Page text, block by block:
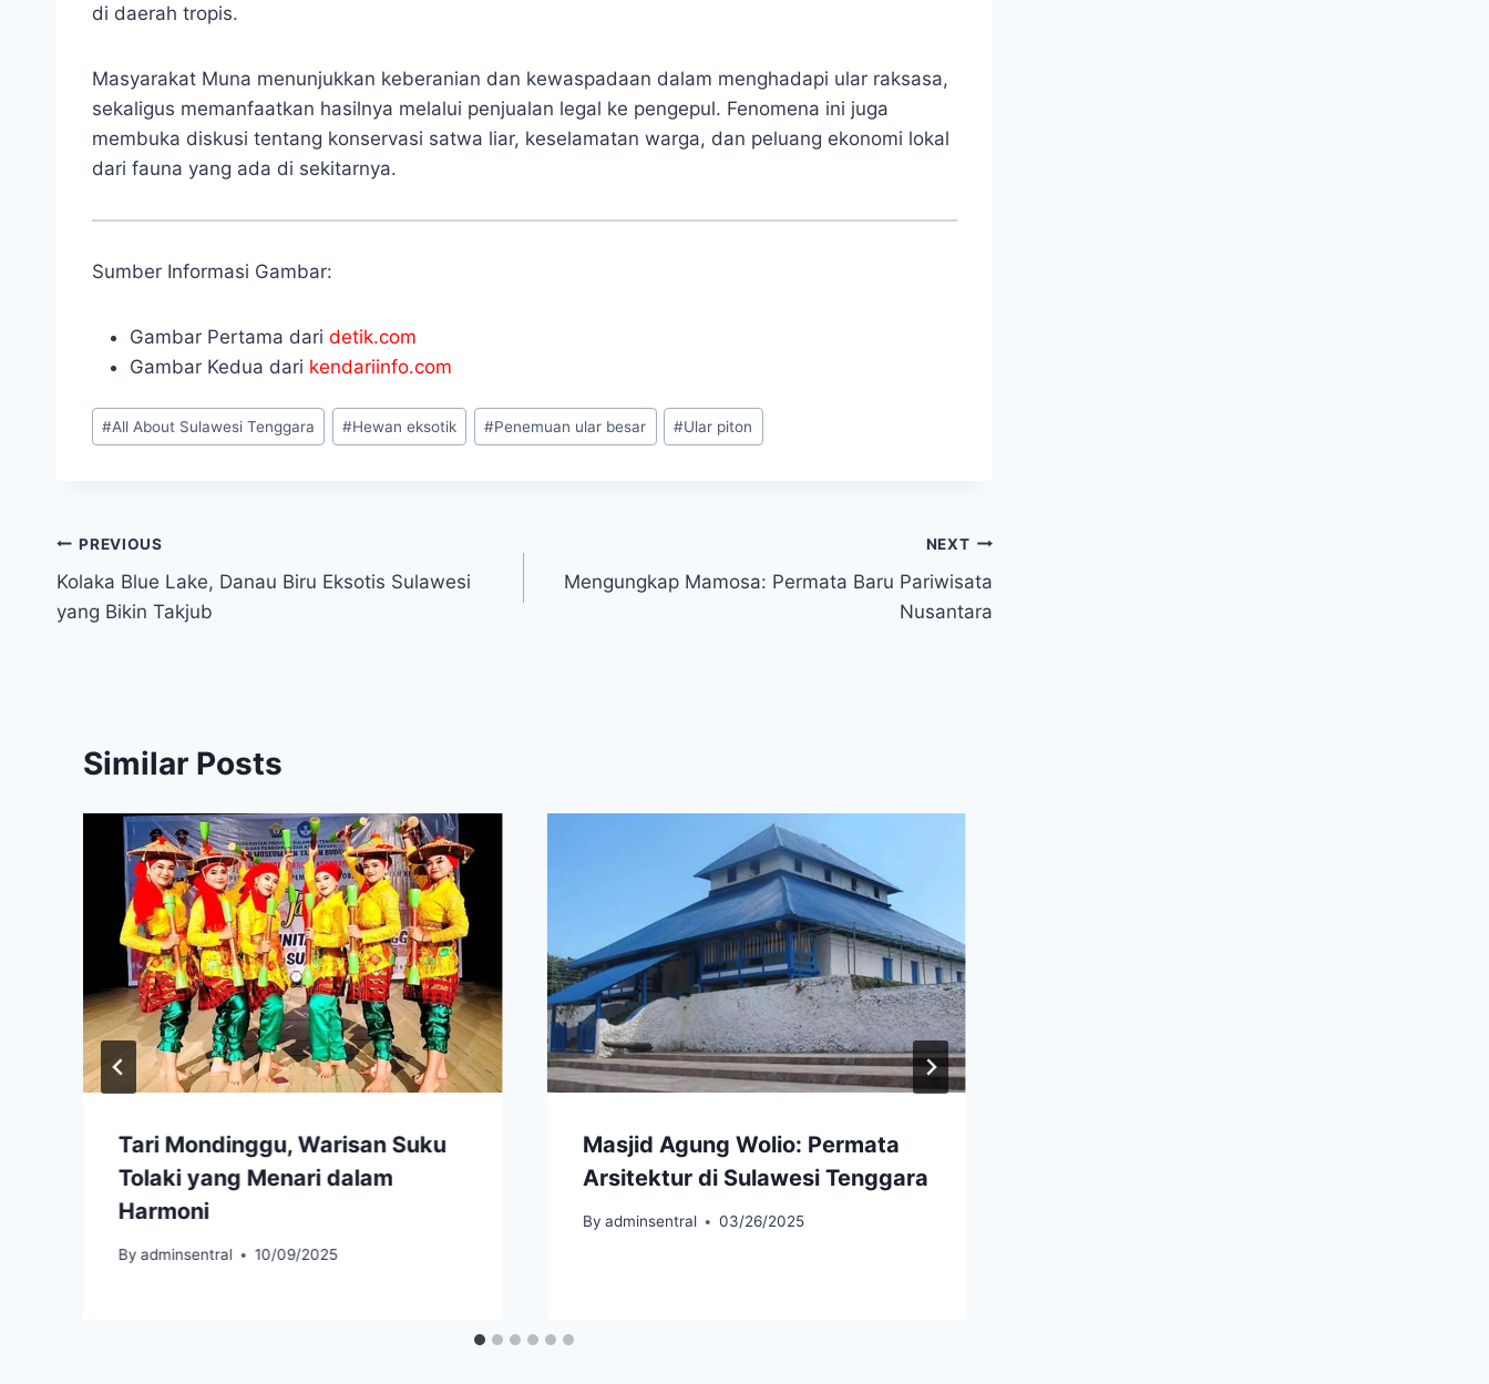
di daerah tropis.
Masyarakat Muna menunjukkan keberanian dan kewaspadaan dalam menghadapi ular raksasa,
sekaligus memanfaatkan hasilnya melalui penjualan legal ke pengepul. Fenomena ini juga
membuka diskusi tentang konservasi satwa liar, keselamatan warga, dan peluang ekonomi lokal
dari fauna yang ada di sekitarnya.
Sumber Informasi Gambar:
Gambar Pertama dari detik.com
Gambar Kedua dari kendariinfo.com
Post
Tags:
#All About Sulawesi Tenggara #Hewan eksotik #Penemuan ular besar #Ular piton
Post
navigation
PREVIOUS
Kolaka Blue Lake, Danau Biru Eksotis Sulawesi
yang Bikin Takjub
NEXT
Mengungkap Mamosa: Permata Baru Pariwisata
Nusantara
Similar Posts
Tari Mondinggu, Warisan Suku
Tolaki yang Menari dalam
Harmoni
By adminsentral 10/09/2025
Masjid Agung Wolio: Permata
Arsitektur di Sulawesi Tenggara
By adminsentral 03/26/2025